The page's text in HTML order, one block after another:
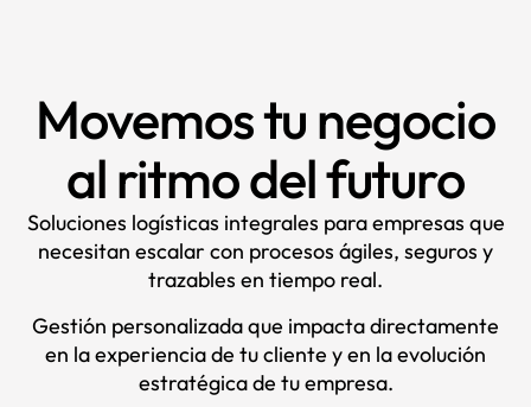
Movemos tu negocio
al ritmo del futuro
Soluciones logísticas integrales para empresas que
necesitan escalar con procesos ágiles, seguros y
trazables en tiempo real.
Gestión personalizada que impacta directamente
en la experiencia de tu cliente y en la evolución
estratégica de tu empresa.